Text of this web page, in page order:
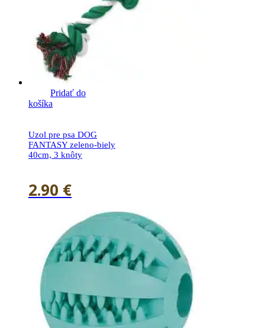
Pridať do
košíka
Uzol pre psa DOG
FANTASY zeleno-biely
40cm, 3 knôty
2.90 €